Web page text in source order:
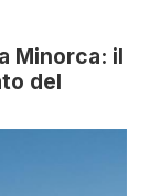
Minorca: il
del